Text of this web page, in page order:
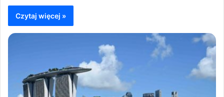
Czytaj więcej »